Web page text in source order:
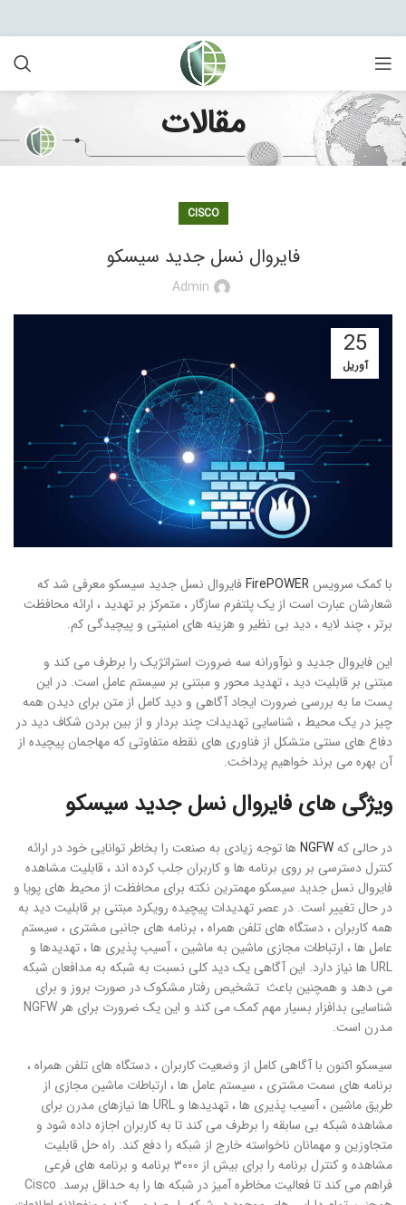
مقالات
CISCO
فایروال نسل جدید سیسکو
Admin
25
آوریل
با کمک سرویس FirePOWERفایروال نسل جدید سیسکو معرفی شد که
شعارشان عبارت است از یک پلتفرم سازگار ، متمرکز بر تهدید ، ارائه محافظت
برتر ، چند لایه ، دید بی نظیر و هزینه های امنیتی و پیچیدگی کم.
این فایروال جدید و نوآورانه سه ضرورت استراتژیک را برطرف می کند و
مبتنی بر قابلیت دید ، تهدید محور و مبتنی بر سیستم عامل است. در این
پست ما به بررسی ضرورت ایجاد آگاهی و دید کامل از متن برای دیدن همه
چیز در یک محیط ، شناسایی تهدیدات چند بردار و از بین بردن شکاف دید در
دفاع های سنتی متشکل از فناوری های نقطه متفاوتی که مهاجمان پیچیده از
آن بهره می برند خواهیم پرداخت.
ویژگی های فایروال نسل جدید سیسکو
در حالی کهNGFWها توجه زیادی به صنعت را بخاطر توانایی خود در ارائه
کنترل دسترسی بر روی برنامه ها و کاربران جلب کرده اند ، قابلیت مشاهده
فایروال نسل جدید سیسکو مهمترین نکته برای محافظت از محیط های پویا و
در حال تغییر است. در عصر تهدیدات پیچیده رویکرد مبتنی بر قابلیت دید به
همه کاربران ، دستگاه های تلفن همراه ، برنامه های جانبی مشتری ، سیستم
عامل ها ، ارتباطات مجازی ماشین به ماشین ، آسیب پذیری ها ، تهدیدها و
URL ها نیاز دارد. این آگاهی یک دید کلی نسبت به شبکه به مدافعان شبکه
می دهد و همچنین باعث تشخیص رفتار مشکوک در صورت بروز و برای
شناسایی بدافزار بسیار مهم کمک می کند و این یک ضرورت برای هر NGFW
مدرن است.
سیسکو اکنون با آگاهی کامل از وضعیت کاربران ، دستگاه های تلفن همراه ،
برنامه های سمت مشتری ، سیستم عامل ها ، ارتباطات ماشین مجازی از
طریق ماشین ، آسیب پذیری ها ، تهدیدها و URL ها نیازهای مدرن برای
مشاهده شبکه بی سابقه را برطرف می کند تا به کاربران اجازه داده شود و
متجاوزین و مهمانان ناخواسته خارج از شبکه را دفع کند. راه حل قابلیت
مشاهده و کنترل برنامه را برای بیش از ۳۰۰۰ برنامه و برنامه های فرعی
فراهم می کند تا فعالیت مخاطره آمیز در شبکه ها را به حداقل برسد. Cisco